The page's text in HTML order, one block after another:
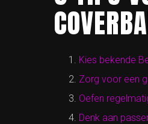
Kies bekende
Zorg voor een
Oefen
Denk aan